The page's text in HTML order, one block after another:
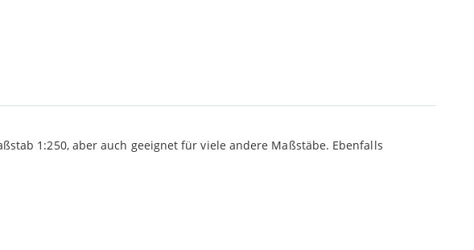
1:250, aber auch geeignet für viele andere Maßstäbe. Ebenfalls